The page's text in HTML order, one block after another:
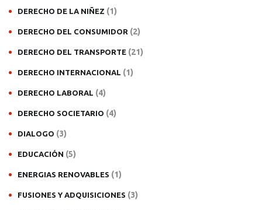
DERECHO DE LA NIÑEZ (1)
DERECHO DEL CONSUMIDOR (2)
DERECHO DEL TRANSPORTE (21)
DERECHO INTERNACIONAL (1)
DERECHO LABORAL (4)
DERECHO SOCIETARIO (4)
DIALOGO (3)
EDUCACIÓN (5)
ENERGIAS RENOVABLES (1)
FUSIONES Y ADQUISICIONES (3)